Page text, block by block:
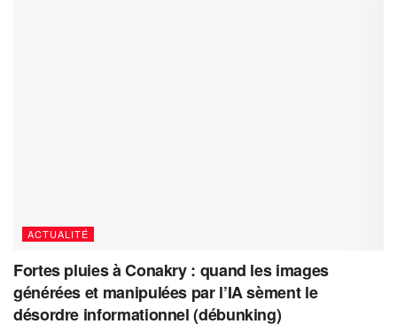
ACTUALITÉ
Fortes pluies à Conakry : quand les images
générées et manipulées par l’IA sèment le
désordre informationnel (débunking)